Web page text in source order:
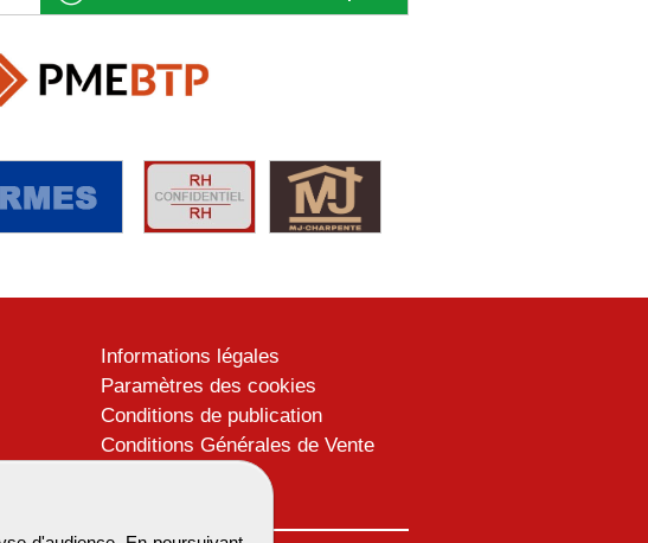
Informations légales
Paramètres des cookies
Conditions de publication
Conditions Générales de Vente